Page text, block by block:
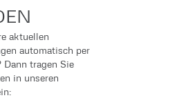
aktuellen
automatisch per
tragen Sie
in unseren